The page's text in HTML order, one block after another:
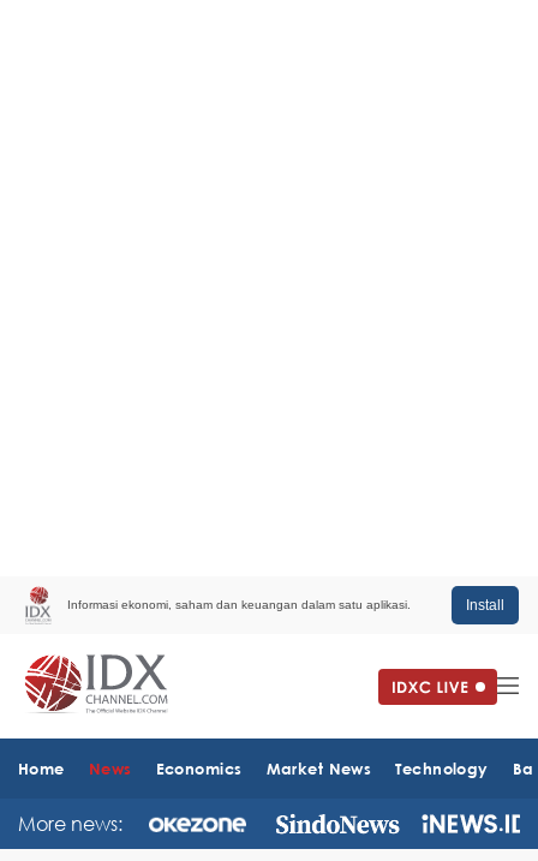
Informasi ekonomi, saham dan keuangan dalam satu aplikasi. Install
Home News Economics Market News Technology
More news: